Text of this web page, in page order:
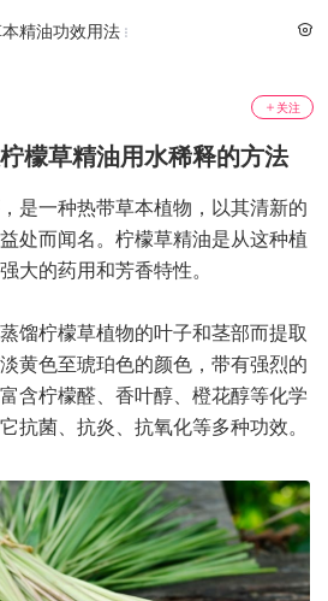
精油功效用法
关注
檬草精油用水稀释的方法
是一种热带草本植物，以其清新的
处而闻名。柠檬草精油是从这种植
大的药用和芳香特性。
馏柠檬草植物的叶子和茎部而提取
黄色至琥珀色的颜色，带有强烈的
含柠檬醛、香叶醇、橙花醇等化学
抗菌、抗炎、抗氧化等多种功效。